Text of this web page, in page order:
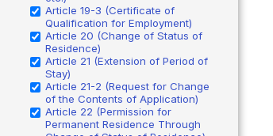
Article 19-3 (Certificate of
Qualification for Employment)
Article 20 (Change of Status of
Residence)
Article 21 (Extension of Period of
Stay)
Article 21-2 (Request for Change
of the Contents of Application)
Article 22 (Permission for
Permanent Residence Through